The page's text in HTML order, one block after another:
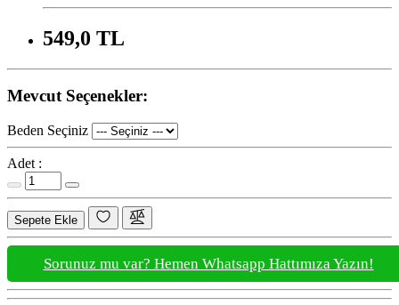
549,0 TL
Mevcut Seçenekler:
Beden Seçiniz
Adet :
Sepete Ekle
Sorunuz mu var? Hemen Whatsapp Hattımıza Yazın!